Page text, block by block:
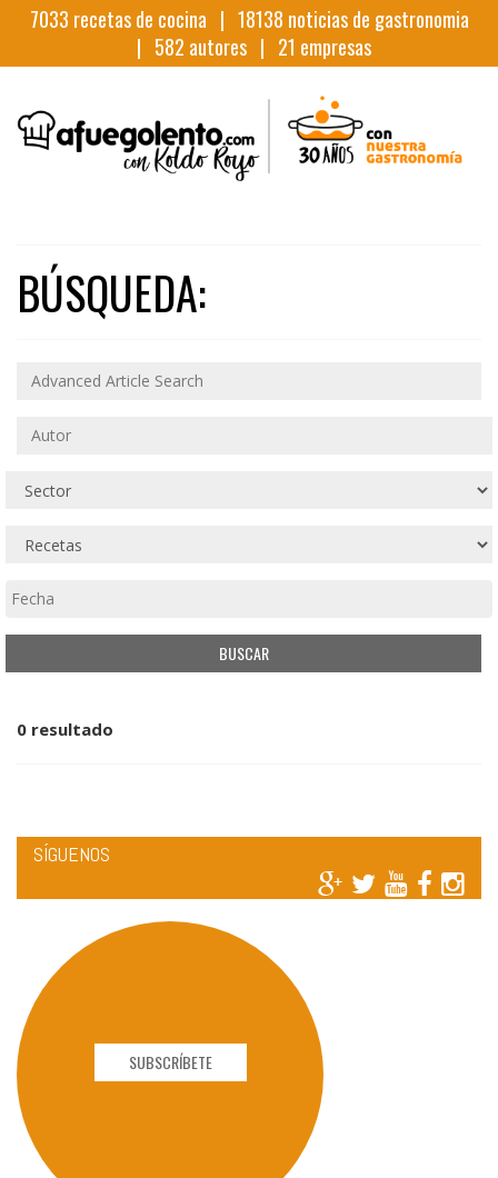
7033 recetas de cocina | 18138 noticias de gastronomia
| 582 autores | 21 empresas
BÚSQUEDA:
0 resultado
SÍGUENOS
SUBSCRÍBETE